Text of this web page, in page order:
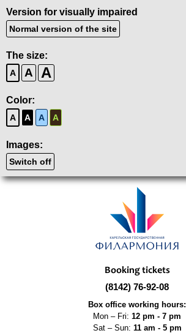
Version for visually impaired
Normal version of the site
The size:
A A A
Color:
A A A A
Images:
Switch off
Booking tickets
(8142) 76-92-08
Box office working hours:
Mon – Fri: 12 pm - 7 pm
Sat – Sun: 11 am - 5 pm